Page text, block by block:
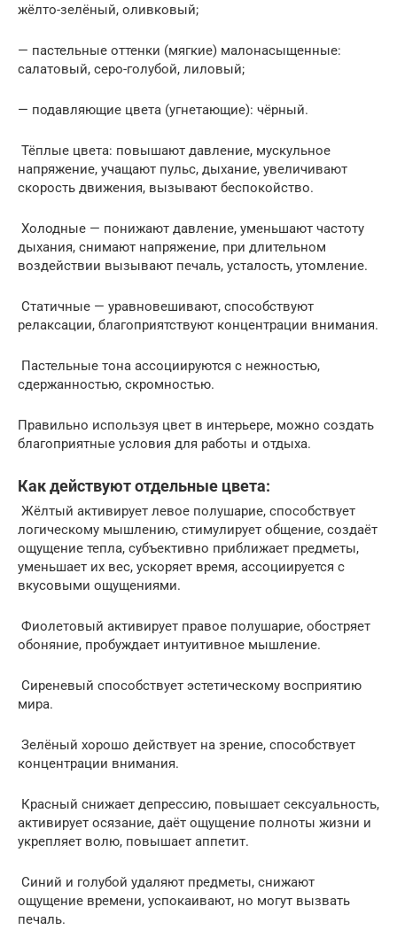
жёлто-зелёный, оливковый;
— пастельные оттенки (мягкие) малонасыщенные:
салатовый, серо-голубой, лиловый;
— подавляющие цвета (угнетающие): чёрный.
Тёплые цвета: повышают давление, мускульное
напряжение, учащают пульс, дыхание, увеличивают
скорость движения, вызывают беспокойство.
Холодные — понижают давление, уменьшают частоту
дыхания, снимают напряжение, при длительном
воздействии вызывают печаль, усталость, утомление.
Статичные — уравновешивают, способствуют
релаксации, благоприятствуют концентрации внимания.
Пастельные тона ассоциируются с нежностью,
сдержанностью, скромностью.
Правильно используя цвет в интерьере, можно создать
благоприятные условия для работы и отдыха.
Как действуют отдельные цвета:
Жёлтый активирует левое полушарие, способствует
логическому мышлению, стимулирует общение, создаёт
ощущение тепла, субъективно приближает предметы,
уменьшает их вес, ускоряет время, ассоциируется с
вкусовыми ощущениями.
Фиолетовый активирует правое полушарие, обостряет
обоняние, пробуждает интуитивное мышление.
Сиреневый способствует эстетическому восприятию
мира.
Зелёный хорошо действует на зрение, способствует
концентрации внимания.
Красный снижает депрессию, повышает сексуальность,
активирует осязание, даёт ощущение полноты жизни и
укрепляет волю, повышает аппетит.
Синий и голубой удаляют предметы, снижают
ощущение времени, успокаивают, но могут вызвать
печаль.